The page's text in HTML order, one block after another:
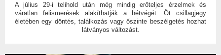
A július 29-i telihold után még mindig erőteljes érzelmek és
váratlan felismerések alakíthatják a hétvégét. Öt csillagjegy
életében egy döntés, találkozás vagy őszinte beszélgetés hozhat
látványos változást.